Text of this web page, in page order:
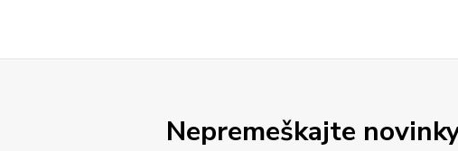
Nepremeškajte